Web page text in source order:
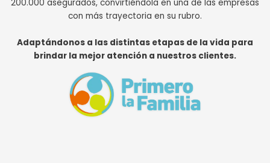
200.000 asegurados, convirtiéndola en una de las empresas
con más trayectoria en su rubro.
Adaptándonos a las distintas etapas de la vida para
brindar la mejor atención a nuestros clientes.